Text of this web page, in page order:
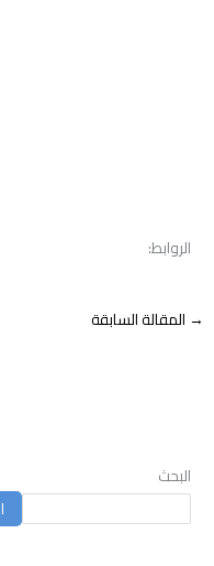
الروابط:
→ المقالة السابقة
البحث